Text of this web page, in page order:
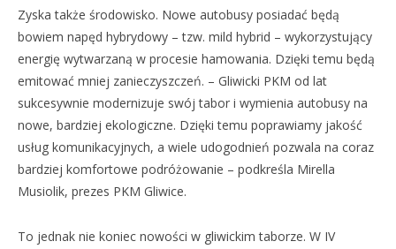
Zyska także środowisko. Nowe autobusy posiadać będą
bowiem napęd hybrydowy – tzw. mild hybrid – wykorzystujący
energię wytwarzaną w procesie hamowania. Dzięki temu będą
emitować mniej zanieczyszczeń. – Gliwicki PKM od lat
sukcesywnie modernizuje swój tabor i wymienia autobusy na
nowe, bardziej ekologiczne. Dzięki temu poprawiamy jakość
usług komunikacyjnych, a wiele udogodnień pozwala na coraz
bardziej komfortowe podróżowanie – podkreśla Mirella
Musiolik, prezes PKM Gliwice.
To jednak nie koniec nowości w gliwickim taborze. W IV